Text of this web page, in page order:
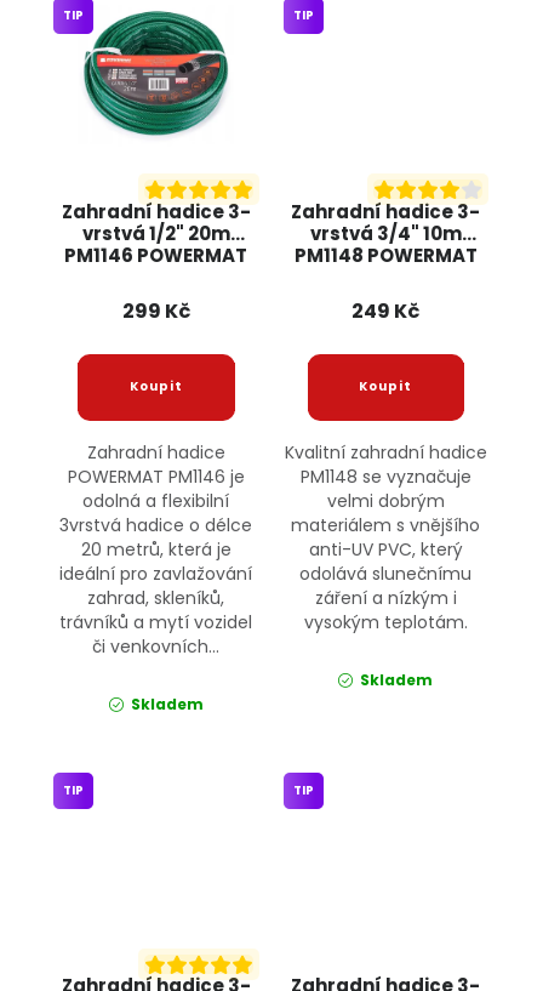
Zahradní hadice 3-
vrstvá 1/2" 20m
PM1146 POWERMAT
TIP
299 Kč
Zahradní hadice
POWERMAT PM1146 je
odolná a flexibilní
3vrstvá hadice o délce
20 metrů, která je
ideální pro zavlažování
zahrad, skleníků,
trávníků a mytí vozidel
či venkovních...
Skladem
Zahradní hadice 3-
vrstvá 3/4" 10m
PM1148 POWERMAT
TIP
249 Kč
Kvalitní zahradní hadice
PM1148 se vyznačuje
velmi dobrým
materiálem s vnějšího
anti-UV PVC, který
odolává slunečnímu
záření a nízkým i
vysokým teplotám.
Skladem
Zahradní hadice 3-
TIP
Zahradní hadice 3-
TIP